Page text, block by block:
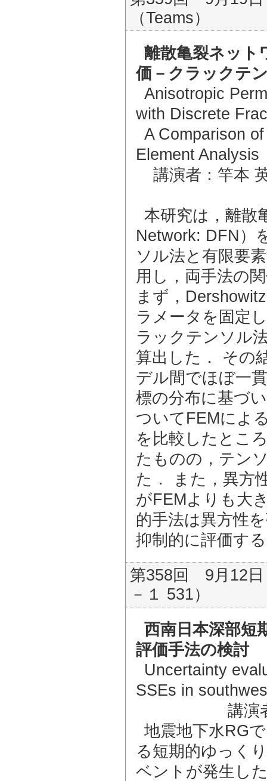
（Teams）
離散⻲裂ネット
価－クラックテ
Anisotropic
with Discrete
A Comparison
Element Analysis
講演者：竿本
本研究は，離散
Network: DFN）
ソル法と有限要
用し，両手法の
まず，
ラメータを固定
ラックテンソル
算出した． その
デル間でほぼ一
標の分布に基づ
ついてFEMによ
を比較したとこ
たものの，テン
た． また，異方
がFEMよりも大
的手法は異方性
抑制的に評価す
第358回 9月12日
－１ 531）
西南日本深部短
評価手法の検討
Uncertainty
SSEs in
講演
地震地下水RG
る短期的ゆっく
ベントが発生し